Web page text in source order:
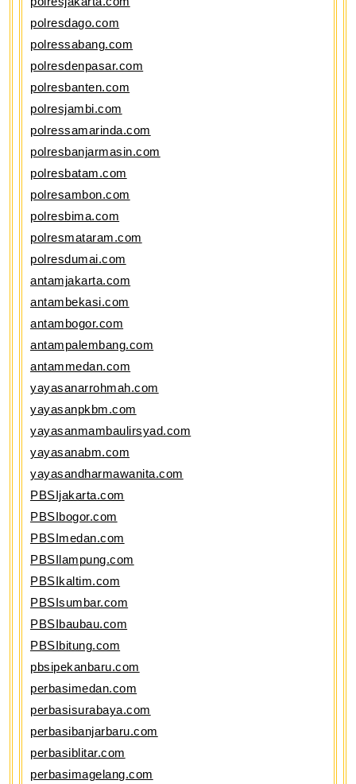
polresdago.com
polressabang.com
polresdenpasar.com
polresbanten.com
polresjambi.com
polressamarinda.com
polresbanjarmasin.com
polresbatam.com
polresambon.com
polresbima.com
polresmataram.com
polresdumai.com
antamjakarta.com
antambekasi.com
antambogor.com
antampalembang.com
antammedan.com
yayasanarrohmah.com
yayasanpkbm.com
yayasanmambaulirsyad.com
yayasanabm.com
yayasandharmawanita.com
PBSIjakarta.com
PBSIbogor.com
PBSImedan.com
PBSIlampung.com
PBSIkaltim.com
PBSIsumbar.com
PBSIbaubau.com
PBSIbitung.com
pbsipekanbaru.com
perbasimedan.com
perbasisurabaya.com
perbasibanjarbaru.com
perbasiblitar.com
perbasimagelang.com